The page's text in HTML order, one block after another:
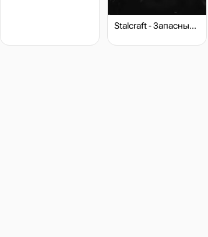
Stalcraft - Запасные детали